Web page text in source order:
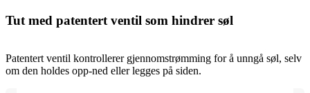
Tut med patentert ventil som hindrer søl
Patentert ventil kontrollerer gjennomstrømming for å unngå søl, selv
om den holdes opp-ned eller legges på siden.